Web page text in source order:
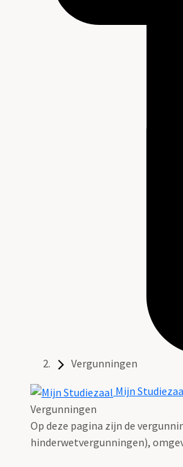
Vergunningen
Mijn
Vergunningen
Op deze pagina zijn de
hinderwetvergunningen),